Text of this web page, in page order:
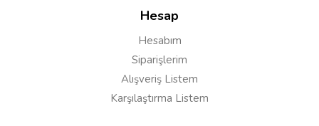
Hesap
Hesabım
Siparişlerim
Alışveriş Listem
Karşılaştırma Listem